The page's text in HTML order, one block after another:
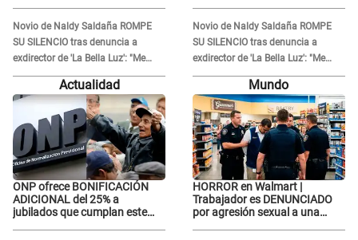
'acto bochornoso': "No es justo
atacar a otra mujer"
Novio de Naldy Saldaña ROMPE
SU SILENCIO tras denuncia a
exdirector de 'La Bella Luz': "Me
basta con que ella esté bien"
'acto bochornoso': "No es justo
atacar a otra mujer"
Novio de Naldy Saldaña ROMPE
SU SILENCIO tras denuncia a
exdirector de 'La Bella Luz': "Me
basta con que ella esté bien"
Actualidad
ONP ofrece BONIFICACIÓN
ADICIONAL del 25% a
jubilados que cumplan este
Mundo
HORROR en Walmart |
Trabajador es DENUNCIADO
por agresión sexual a una